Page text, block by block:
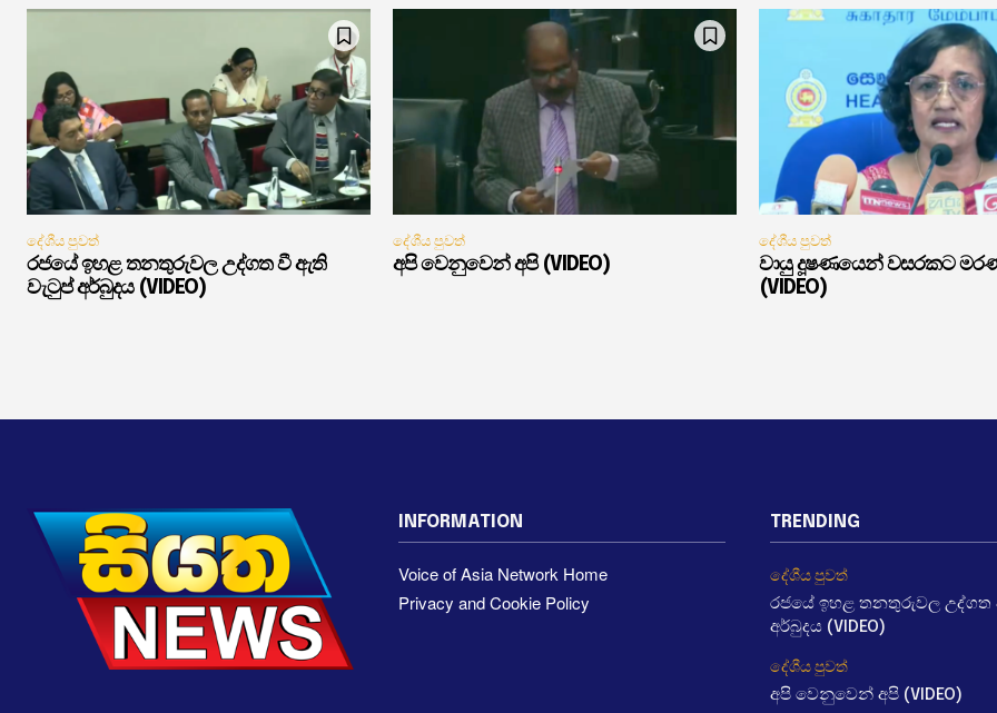
දේශීය පුවත්
රජයේ ඉහළ තනතුරුවල උද්ගත වී ඇති
වැටුප් අර්බුදය (VIDEO)
දේශීය පුවත්
අපි වෙනුවෙන් අපි (VIDEO)
දේශීය පුවත්
වායු දූෂණයෙන් වසරකට
(VIDEO)
INFORMATION
Voice of Asia Network Home
Privacy and Cookie Policy
TRENDING
දේශීය පුවත්
රජයේ ඉහළ තනතුරුවල උද්ගත
අර්බුදය (VIDEO)
දේශීය පුවත්
අපි වෙනුවෙන් අපි (VIDEO)